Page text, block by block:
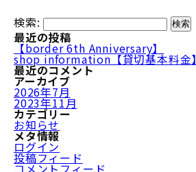
検索:
最近の投稿
【border 6th Anniversary】
shop information【貸切基本料金】
最近のコメント
アーカイブ
2026年7月
2023年11月
カテゴリー
お知らせ
メタ情報
ログイン
投稿フィード
コメントフィード